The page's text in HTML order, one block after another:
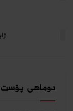
دوماهی پۆست